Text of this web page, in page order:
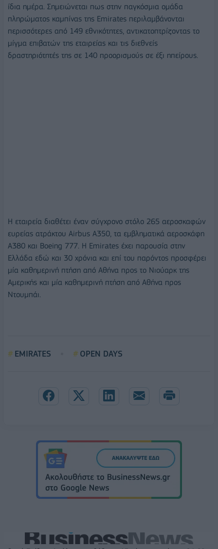
ίδια ημέρα. Σημειώνεται πως στην παγκόσμια ομάδα
πληρώματος καμπίνας της Emirates περιλαμβάνονται
περισσότερες από 149 εθνικότητες, αντικατοπτρίζοντας το
μίγμα επιβατών της εταιρείας και τις διεθνείς
δραστηριότητές της σε 140 προορισμούς σε έξι ηπείρους.
Η εταιρεία διαθέτει έναν σύγχρονο στόλο 265 αεροσκαφών
ευρείας ατράκτου Airbus A350, τα εμβληματικά αεροσκάφη
A380 και Boeing 777. Η Emirates έχει παρουσία στην
Ελλάδα εδώ και 30 χρόνια και επί του παρόντος προσφέρει
μία καθημερινή πτήση από Αθήνα προς το Νιούαρκ της
Αμερικής και μία καθημερινή πτήση από Αθήνα προς
Ντουμπάι.
EMIRATES OPEN DAYS